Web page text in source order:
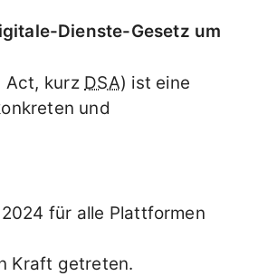
Dienste-Gesetz um
Act, kurz DSA) ist eine
und
für alle Plattformen
Kraft getreten.